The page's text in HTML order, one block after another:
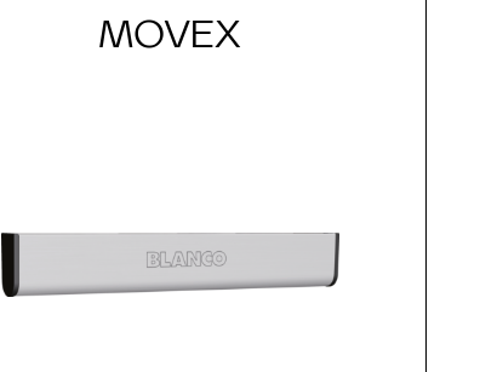
MOVEX